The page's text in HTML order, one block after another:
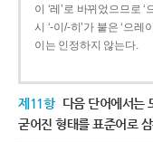
이 ‘레’로 바뀌었으므로
시 ‘-이/-히’가 붙은 ‘으
이는 인정하지 않는다.
제11항 다음 단어에서는
굳어진 형태를 표준어로